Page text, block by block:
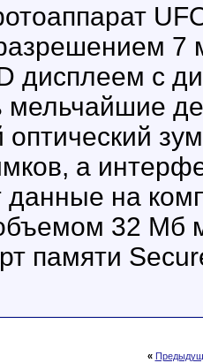
7
дисплеем с
мельчайшие
оптический
а
на
32 Мб
памяти
«